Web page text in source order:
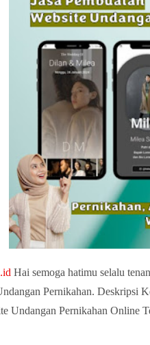
Hai semoga hatimu selalu
Pernikahan. Deskripsi
Undangan Pernikahan Online